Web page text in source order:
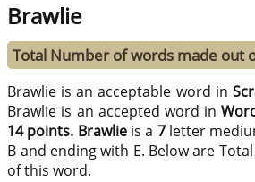
Brawlie
Total Number of words made out
Brawlie is an acceptable word in
Brawlie is an accepted word in
14 points. Brawlieis a 7letter
B and ending with E. Below are
of this word.